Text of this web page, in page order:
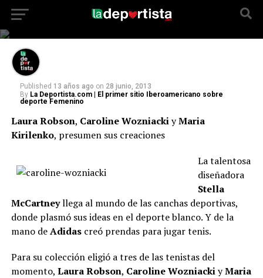
Laura Robson, Caroline Wozniacki y Maria
Published 13 años ago on 28 junio, 2013
By La Deportista.com | El primer sitio Iberoamericano sobre
deporte Femenino
Laura Robson, Caroline WozniackiyMaria
Kirilenko, presumen sus creaciones
La talentosa
diseñadora
Stella
McCartneyllega al mundo de las canchas deportivas,
donde plasmó sus ideas en el deporte blanco. Y de la
mano deAdidascreó prendas para jugar tenis.
Para su colección eligió a tres de las tenistas del
momento, Laura Robson, Caroline WozniackiyMaria